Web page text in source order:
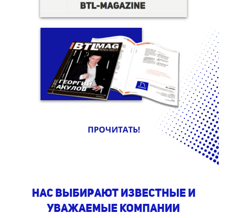
ПРОЧИТАТЬ!
Нас выбирают известные и
уважаемые компании